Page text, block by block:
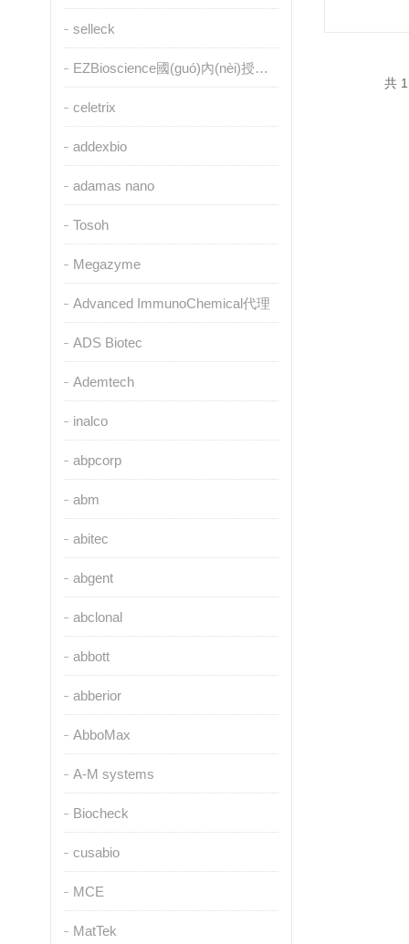
selleck
EZBioscience國(guó)內(nèi)授權(quán)代理
celetrix
addexbio
adamas nano
Tosoh
Megazyme
Advanced ImmunoChemical代理
ADS Biotec
Ademtech
inalco
abpcorp
abm
abitec
abgent
abclonal
abbott
abberior
AbboMax
A-M systems
Biocheck
cusabio
MCE
MatTek
共